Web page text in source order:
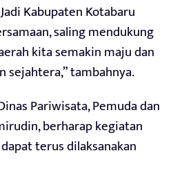
Kabupaten Kotabaru
saling mendukung
kita semakin maju dan
sejahtera,” tambahnya.
Pariwisata, Pemuda dan
berharap kegiatan
terus dilaksanakan